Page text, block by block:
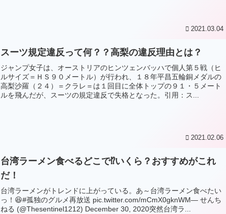
2021.03.04
スーツ規定違反って何？？高梨の違反理由とは？
ジャンプ女子は、オーストリアのヒンツェンバッハで個人第５戦（ヒ
ルサイズ＝ＨＳ９０メートル）が行われ、１８年平昌五輪銅メダルの
高梨沙羅（２４）＝クラレ＝は１回目に全体トップの９１・５メート
ルを飛んだが、スーツの規定違反で失格となった。引用：ス...
2021.02.06
台湾ラーメン食べるどこで⁉いくら？おすすめがこれ
だ！
台湾ラーメンがトレンドに上がっている。あ～台湾ラーメン食べたい
っ！😆#孤独のグルメ再放送 pic.twitter.com/mCmX0gknWM— せんち
ねる (@Thesentinel1212) December 30, 2020突然台湾ラ...